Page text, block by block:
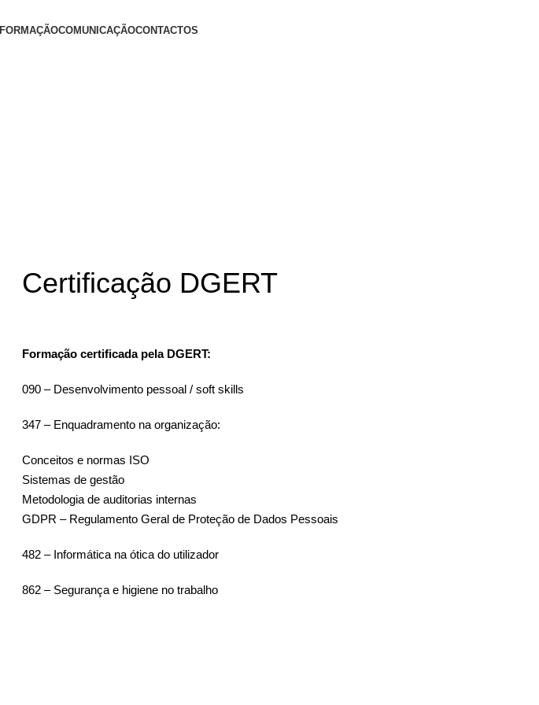
FORMAÇÃOCOMUNICAÇÃOCONTACTOS
Certificação DGERT
Formação certificada pela DGERT:
090 – Desenvolvimento pessoal / soft skills
347 – Enquadramento na organização:
Conceitos e normas ISO
Sistemas de gestão
Metodologia de auditorias internas
GDPR – Regulamento Geral de Proteção de Dados Pessoais
482 – Informática na ótica do utilizador
862 – Segurança e higiene no trabalho